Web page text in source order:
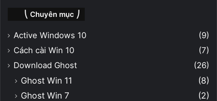
⎝ Chuyên mục ⎠
Active Windows 10
(9)
Cách cài Win 10
(7)
Download Ghost
(26)
Ghost Win 11
(8)
Ghost Win 7
(2)